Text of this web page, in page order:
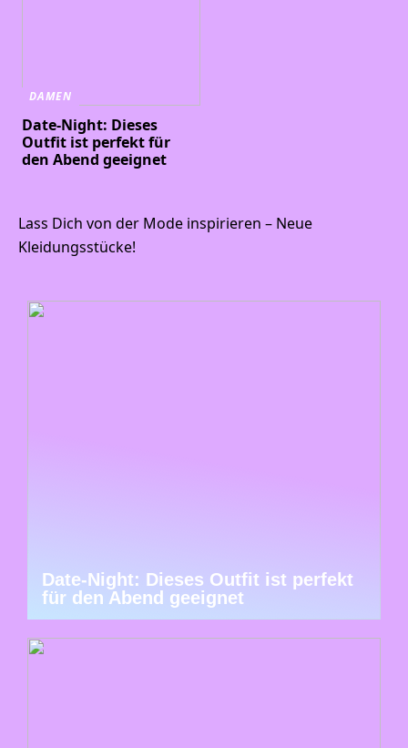
DAMEN
Date-Night: Dieses
Outfit ist perfekt für
den Abend geeignet
Lass Dich von der Mode inspirieren – Neue
Kleidungsstücke!
Date-Night: Dieses Outfit ist perfekt
für den Abend geeignet